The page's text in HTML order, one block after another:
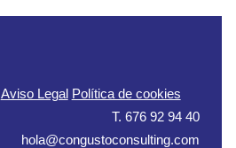
Aviso Legal Política de cookies
T. 676 92 94 40
hola@congustoconsulting.com